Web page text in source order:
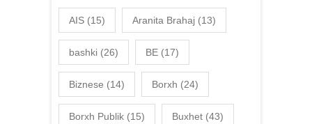
AIS (15) Aranita Brahaj (13)
bashki (26) BE (17)
Biznese (14) Borxh (24)
Borxh Publik (15) Buxhet (43)